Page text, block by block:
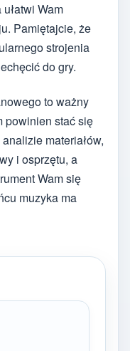
Wam
Pamiętajcie, że
strojenia
do gry.
to ważny
powinien stać się
materiałów,
i osprzętu, a
Wam się
muzyka ma